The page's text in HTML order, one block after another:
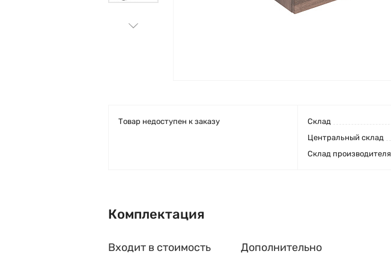
Товар недоступен к заказу Cклад
Центральный склад
Склад производителя
Комплектация
Входит в стоимость Дополнительно